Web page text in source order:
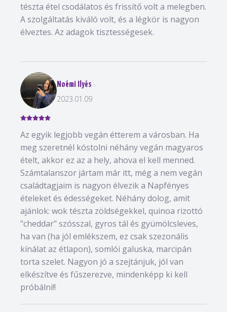
tészta étel csodálatos és frissítő volt a melegben.
A szolgáltatás kiváló volt, és a légkör is nagyon
élveztes. Az adagok tisztességesek.
Noémi Ilyés
2023.01.09
Az egyik legjobb vegán étterem a városban. Ha
meg szeretnél kóstolni néhány vegán magyaros
ételt, akkor ez az a hely, ahova el kell menned.
Számtalanszor jártam már itt, még a nem vegán
családtagjaim is nagyon élvezik a Napfényes
ételeket és édességeket. Néhány dolog, amit
ajánlok: wok tészta zöldségekkel, quinoa rizottó
"cheddar" szósszal, gyros tál és gyümölcsleves,
ha van (ha jól emlékszem, ez csak szezonális
kínálat az étlapon), somlói galuska, marcipán
torta szelet. Nagyon jó a szejtánjuk, jól van
elkészítve és fűszerezve, mindenképp ki kell
próbálni!!